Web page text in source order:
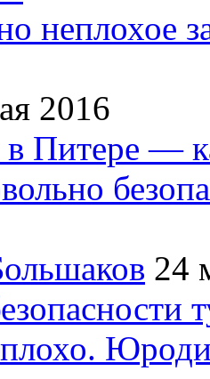
неплохое
2016
в Питере —
24